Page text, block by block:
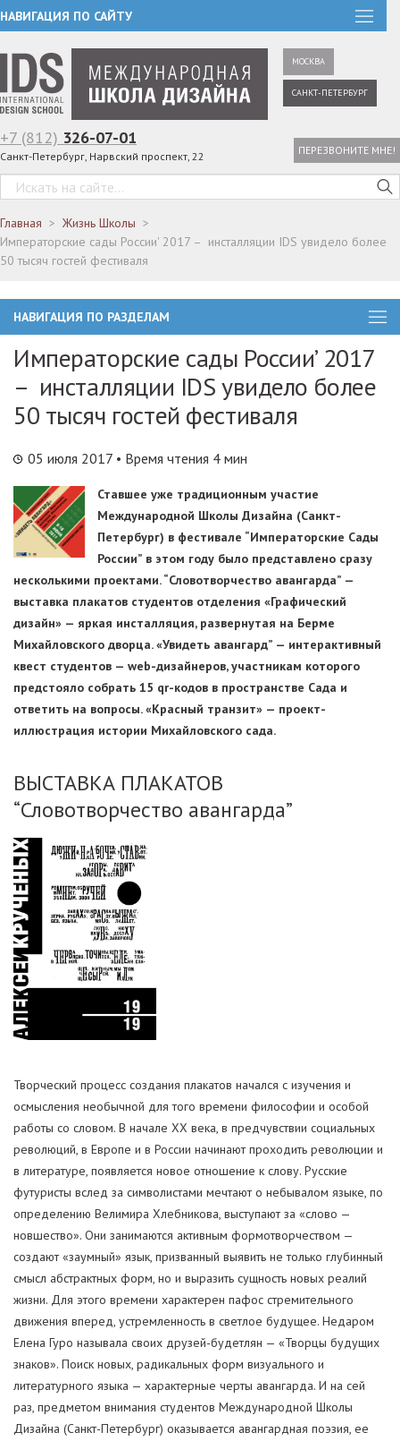
НАВИГАЦИЯ ПО САЙТУ
МОСКВА
САНКТ-ПЕТЕРБУРГ
+7 (812) 326-07-01
Санкт-Петербург, Нарвский проспект, 22 ПЕРЕЗВОНИТЕ МНЕ!
Главная
Жизнь Школы
Императорские сады России' 2017 – инсталляции IDS увидело более
50 тысяч гостей фестиваля
НАВИГАЦИЯ ПО РАЗДЕЛАМ
Императорские сады России’ 2017
– инсталляции IDS увидело более
50 тысяч гостей фестиваля
05 июля 2017 • Время чтения 4 мин
Ставшее уже традиционным участие
Международной Школы Дизайна (Санкт-
Петербург) в фестивале “Императорские Сады
России” в этом году было представлено сразу
несколькими проектами. “Словотворчество авангарда” —
выставка плакатов студентов отделения «Графический
дизайн» — яркая инсталляция, развернутая на Берме
Михайловского дворца. «Увидеть авангард” — интерактивный
квест студентов — web-дизайнеров, участникам которого
предстояло собрать 15 qr-кодов в пространстве Сада и
ответить на вопросы. «Красный транзит» — проект-
иллюстрация истории Михайловского сада.
ВЫСТАВКА ПЛАКАТОВ
“Словотворчество авангарда”
Творческий процесс создания плакатов начался с изучения и
осмысления необычной для того времени философии и особой
работы со словом. В начале ХХ века, в предчувствии социальных
революций, в Европе и в России начинают проходить революции и
в литературе, появляется новое отношение к слову. Русские
футуристы вслед за символистами мечтают о небывалом языке, по
определению Велимира Хлебникова, выступают за «слово —
новшество». Они занимаются активным формотворчеством —
создают «заумный» язык, призванный выявить не только глубинный
смысл абстрактных форм, но и выразить сущность новых реалий
жизни. Для этого времени характерен пафос стремительного
движения вперед, устремленность в светлое будущее. Недаром
Елена Гуро называла своих друзей-будетлян — «Творцы будущих
знаков». Поиск новых, радикальных форм визуального и
литературного языка — характерные черты авангарда. И на сей
раз, предметом внимания студентов Международной Школы
Дизайна (Санкт-Петербург) оказывается авангардная поэзия, ее